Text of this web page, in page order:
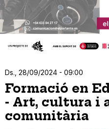
Ds., 28/09/2024 - 09:00
Formació en
- Art, cultura i
comunitària